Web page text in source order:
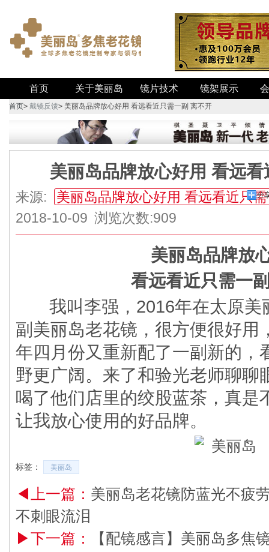
首页 关于美丽岛 镜片技术 镜架展示
首页> 戴镜反馈> 美丽岛品牌放心好用 看远看近只需一副 离不开
美丽岛品牌放心好用 看远
来源:
美丽岛品牌放心好用 看远看近只
2018-10-09 浏览次数:909
分
美丽岛品牌放
看远看近只需一
我叫李强，2016年在太原美
副美丽岛老花镜，很方便很好用
年四月份又重新配了一副新的，
野更广阔。来了和验光老师聊聊
喝了他们店里的绞股蓝茶，真是
让我放心使用的好品牌。
标签： 美丽岛
◀上一篇： 美丽岛老花镜防蓝光不疲
不刺眼流泪
▶下一篇：
【配镜感言】美丽岛多焦